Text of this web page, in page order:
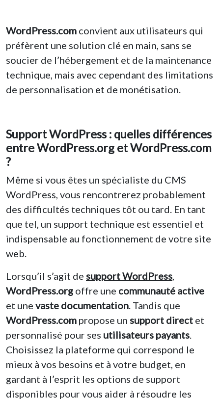
WordPress.com convient aux utilisateurs qui
préfèrent une solution clé en main, sans se
soucier de l’hébergement et de la maintenance
technique, mais avec cependant des limitations
de personnalisation et de monétisation.
Support WordPress : quelles différences
entre WordPress.org et WordPress.com
?
Même si vous êtes un spécialiste du CMS
WordPress, vous rencontrerez probablement
des difficultés techniques tôt ou tard. En tant
que tel, un support technique est essentiel et
indispensable au fonctionnement de votre site
web.
Lorsqu’il s’agit de support WordPress
WordPress.org offre une communauté active
et une vaste documentation . Tandis que
WordPress.com propose un support direct et
personnalisé pour ses utilisateurs payants
Choisissez la plateforme qui correspond le
mieux à vos besoins et à votre budget, en
gardant à l’esprit les options de support
disponibles pour vous aider à résoudre les